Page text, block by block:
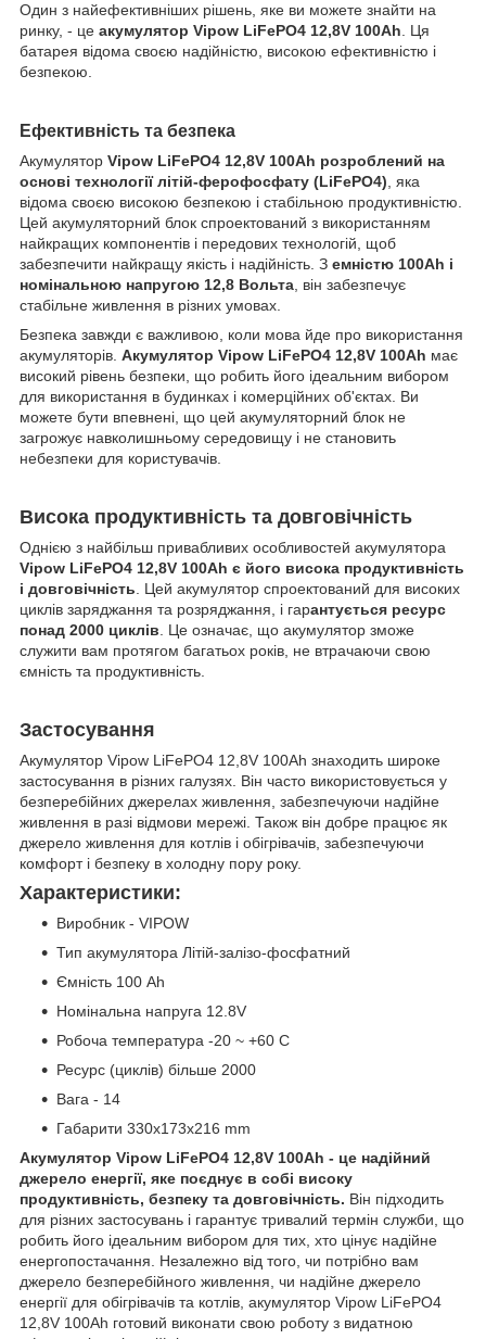
Один з найефективніших рішень, яке ви можете знайти на
ринку, - це акумулятор Vipow LiFePO4 12,8V 100Ah. Ця
батарея відома своєю надійністю, високою ефективністю і
безпекою.
Ефективність та безпека
Aкумулятор Vipow LiFePO4 12,8V 100Ah розроблений на
основі технології літій-ферофосфату (LiFePO4), яка
відома своєю високою безпекою і стабільною продуктивністю.
Цей акумуляторний блок спроектований з використанням
найкращих компонентів і передових технологій, щоб
забезпечити найкращу якість і надійність. З емністю 100Ah і
номінальною напругою 12,8 Вольта, він забезпечує
стабільне живлення в різних умовах.
Безпека завжди є важливою, коли мова йде про використання
акумуляторів. Aкумулятор Vipow LiFePO4 12,8V 100Ah має
високий рівень безпеки, що робить його ідеальним вибором
для використання в будинках і комерційних об'єктах. Ви
можете бути впевнені, що цей акумуляторний блок не
загрожує навколишньому середовищу і не становить
небезпеки для користувачів.
Висока продуктивність та довговічність
Однією з найбільш привабливих особливостей aкумулятора
Vipow LiFePO4 12,8V 100Ah є його висока продуктивність
і довговічність. Цей акумулятор спроектований для високих
циклів заряджання та розряджання, і гарантується ресурс
понад 2000 циклів. Це означає, що акумулятор зможе
служити вам протягом багатьох років, не втрачаючи свою
ємність та продуктивність.
Застосування
Aкумулятор Vipow LiFePO4 12,8V 100Ah знаходить широке
застосування в різних галузях. Він часто використовується у
безперебійних джерелах живлення, забезпечуючи надійне
живлення в разі відмови мережі. Також він добре працює як
джерело живлення для котлів і обігрівачів, забезпечуючи
комфорт і безпеку в холодну пору року.
Характеристики:
Виробник - VIPOW
Тип акумулятора Літій-залізо-фосфатний
Ємність 100 Ah
Номінальна напруга 12.8V
Робоча температура -20 ~ +60 C
Ресурс (циклів) більше 2000
Вага - 14
Габарити 330x173x216 mm
Aкумулятор Vipow LiFePO4 12,8V 100Ah - це надійний
джерело енергії, яке поєднує в собі високу
продуктивність, безпеку та довговічність. Він підходить
для різних застосувань і гарантує тривалий термін служби, що
робить його ідеальним вибором для тих, хто цінує надійне
енергопостачання. Незалежно від того, чи потрібно вам
джерело безперебійного живлення, чи надійне джерело
енергії для обігрівачів та котлів, aкумулятор Vipow LiFePO4
12,8V 100Ah готовий виконати свою роботу з видатною